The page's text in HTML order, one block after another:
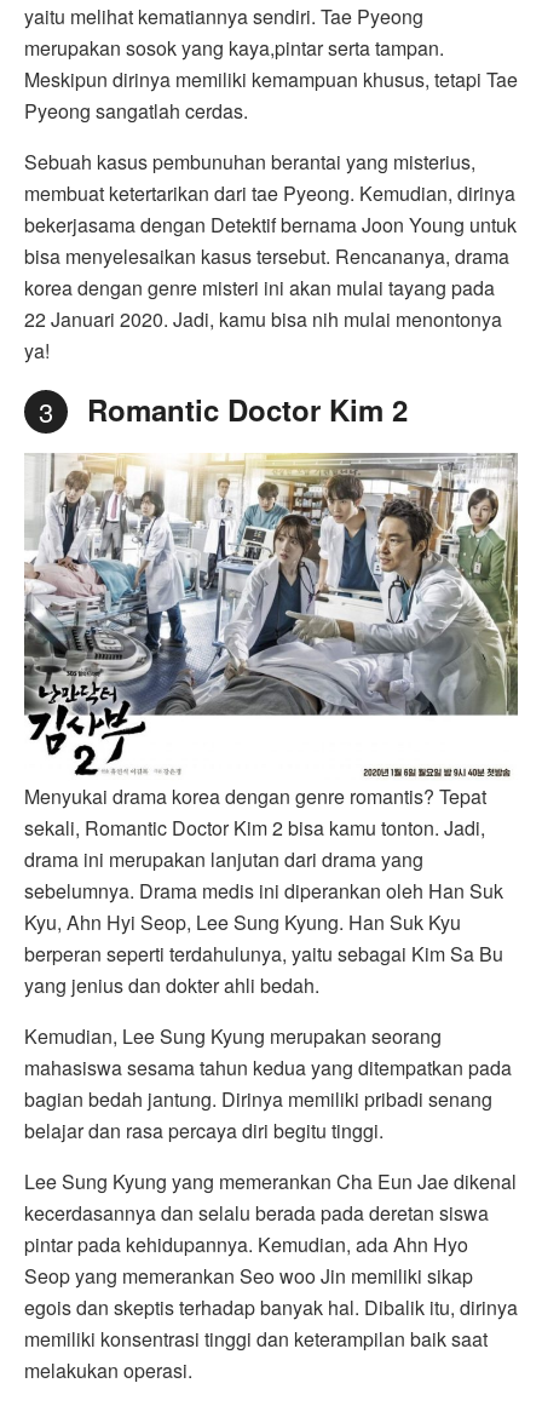
yaitu melihat kematiannya sendiri. Tae Pyeong
merupakan sosok yang kaya,pintar serta tampan.
Meskipun dirinya memiliki kemampuan khusus, tetapi Tae
Pyeong sangatlah cerdas.
Sebuah kasus pembunuhan berantai yang misterius,
membuat ketertarikan dari tae Pyeong. Kemudian, dirinya
bekerjasama dengan Detektif bernama Joon Young untuk
bisa menyelesaikan kasus tersebut. Rencananya, drama
korea dengan genre misteri ini akan mulai tayang pada
22 Januari 2020. Jadi, kamu bisa nih mulai menontonya
ya!
3 Romantic Doctor Kim 2
Menyukai drama korea dengan genre romantis? Tepat
sekali, Romantic Doctor Kim 2 bisa kamu tonton. Jadi,
drama ini merupakan lanjutan dari drama yang
sebelumnya. Drama medis ini diperankan oleh Han Suk
Kyu, Ahn Hyi Seop, Lee Sung Kyung. Han Suk Kyu
berperan seperti terdahulunya, yaitu sebagai Kim Sa Bu
yang jenius dan dokter ahli bedah.
Kemudian, Lee Sung Kyung merupakan seorang
mahasiswa sesama tahun kedua yang ditempatkan pada
bagian bedah jantung. Dirinya memiliki pribadi senang
belajar dan rasa percaya diri begitu tinggi.
Lee Sung Kyung yang memerankan Cha Eun Jae dikenal
kecerdasannya dan selalu berada pada deretan siswa
pintar pada kehidupannya. Kemudian, ada Ahn Hyo
Seop yang memerankan Seo woo Jin memiliki sikap
egois dan skeptis terhadap banyak hal. Dibalik itu, dirinya
memiliki konsentrasi tinggi dan keterampilan baik saat
melakukan operasi.